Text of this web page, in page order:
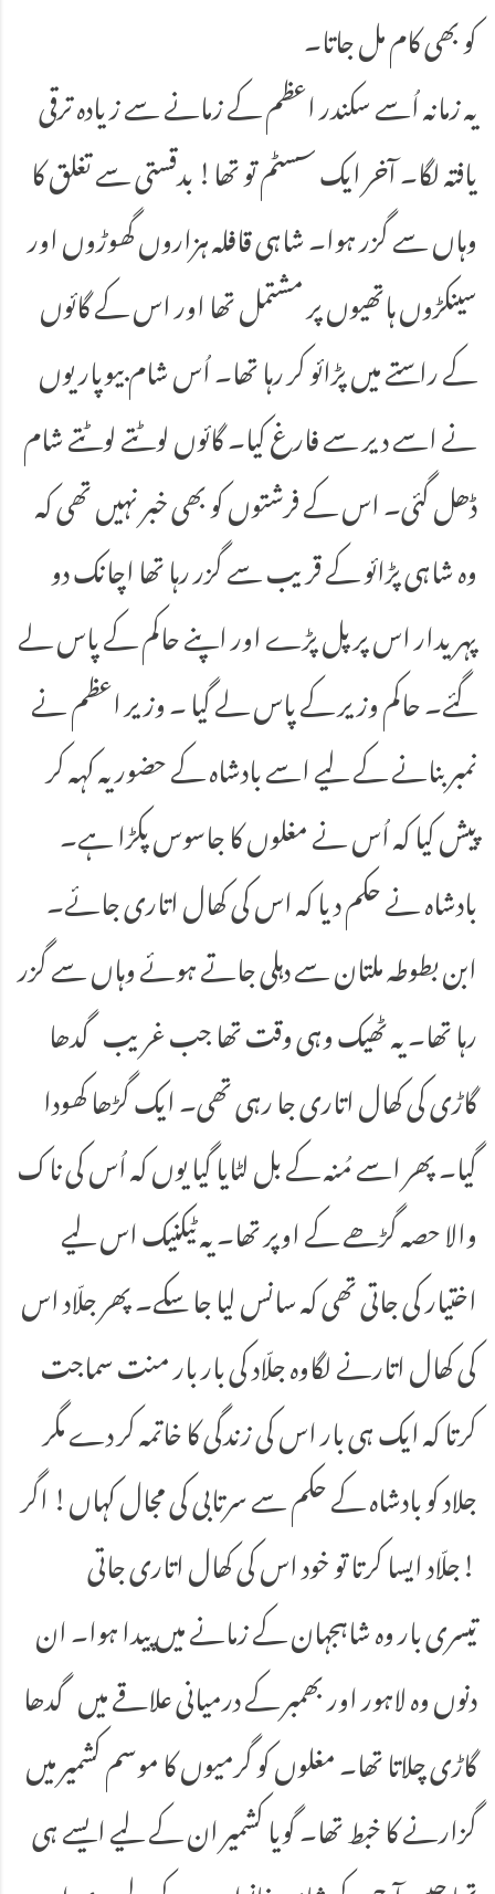
کو بھی کام مل جاتا۔
یہ زمانہ اُسے سکندر اعظم کے زمانے سے زیادہ ترقی
یافتہ لگا۔ آخر ایک سسٹم تو تھا! بدقستی سے تغلق کا
وہاں سے گزر ہوا۔ شاہی قافلہ ہزاروں گھوڑوں اور
سینکڑوں ہاتھیوں پر مشتمل تھا اور اس کے گائوں
کے راستے میں پڑائو کر رہا تھا۔ اُس شام بیوپاریوں
نے اسے دیر سے فارغ کیا۔ گائوں لوٹتے لوٹتے شام
ڈھل گئی۔ اس کے فرشتوں کو بھی خبر نہیں تھی کہ
وہ شاہی پڑائو کے قریب سے گزر رہا تھا اچانک دو
پہریدار اس پر پل پڑے اور اپنے حاکم کے پاس لے
گئے۔ حاکم وزیر کے پاس لے گیا ۔ وزیر اعظم نے
نمبر بنانے کے لیے اسے بادشاہ کے حضور یہ کہہ کر
پیش کیا کہ اُس نے مغلوں کا جاسوس پکڑا ہے۔
بادشاہ نے حکم دیا کہ اس کی کھال اتاری جائے۔
ابن بطوطہ ملتان سے دہلی جاتے ہوئے وہاں سے گزر
رہا تھا۔ یہ ٹھیک وہی وقت تھا جب غریب گدھا
گاڑی کی کھال اتاری جا رہی تھی۔ ایک گڑھا کھودا
گیا۔ پھر اسے مُنہ کے بل لٹایا گیا یوں کہ اُس کی ناک
والا حصہ گڑھے کے اوپر تھا۔ یہ ٹیکنیک اس لیے
اختیار کی جاتی تھی کہ سانس لیا جا سکے۔ پھر جلّاد اس
کی کھال اتارنے لگاوہ جلّاد کی بار بار منت سماجت
کرتا کہ ایک ہی بار اس کی زندگی کا خاتمہ کر دے مگر
جلاد کو بادشاہ کے حکم سے سرتابی کی مجال کہاں! اگر
جلّاد ایسا کرتا تو خود اس کی کھال اتاری جاتی!
تیسری بار وہ شاہجہان کے زمانے میں پیدا ہوا۔ ان
دنوں وہ لاہور اور بھمبر کے درمیانی علاقے میں گدھا
گاڑی چلاتا تھا۔ مغلوں کو گرمیوں کا موسم کشمیر میں
گزارنے کا خبط تھا۔ گویا کشمیر ان کے لیے ایسے ہی